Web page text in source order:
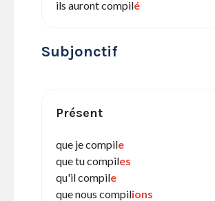
ils auront compilé
Subjonctif
Présent
que je compile
que tu compiles
qu'il compile
que nous compilions